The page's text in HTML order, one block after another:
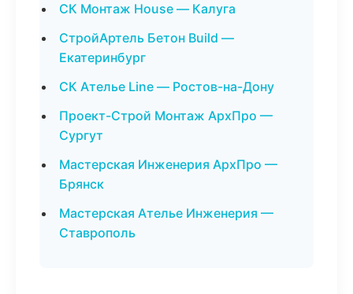
СК Монтаж House — Калуга
СтройАртель Бетон Build —
Екатеринбург
СК Ателье Line — Ростов-на-Дону
Проект-Строй Монтаж АрхПро —
Сургут
Мастерская Инженерия АрхПро —
Брянск
Мастерская Ателье Инженерия —
Ставрополь